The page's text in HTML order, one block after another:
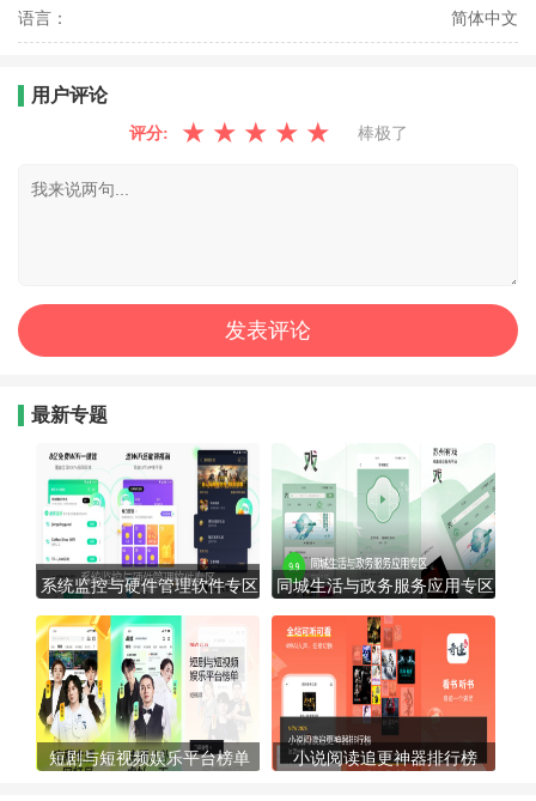
语言： 简体中文
用户评论
评分: ★ ★ ★ ★ ★ 棒极了
最新专题
系统监控与硬件管理软件专区 同城生活与政务服务应用专区
短剧与短视频娱乐平台榜单 小说阅读追更神器排行榜